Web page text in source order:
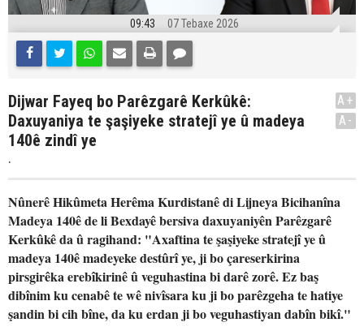
09:43 07 Tebaxe 2026
Dijwar Fayeq bo Parêzgarê Kerkûkê:
Daxuyaniya te şaşiyeke stratejî ye û madeya
140ê zindî ye
.
A+
A-
Nûnerê Hikûmeta Herêma Kurdistanê di Lijneya Bicihanîna
Madeya 140ê de li Bexdayê bersiva daxuyaniyên Parêzgarê
Kerkûkê da û ragihand: "Axaftina te şaşiyeke stratejî ye û
madeya 140ê madeyeke destûrî ye, ji bo çareserkirina
pirsgirêka erebîkirinê û veguhastina bi darê zorê. Ez baş
dibînim ku cenabê te wê nivîsara ku ji bo parêzgeha te hatiye
şandin bi cih bîne, da ku erdan ji bo veguhastiyan dabîn bikî."